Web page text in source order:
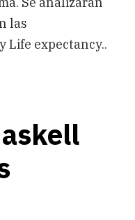
las
Life expectancy..